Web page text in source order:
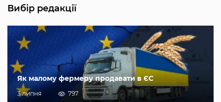
Вибір редакції
Як малому фермеру продавати в ЄС
3 липня 797